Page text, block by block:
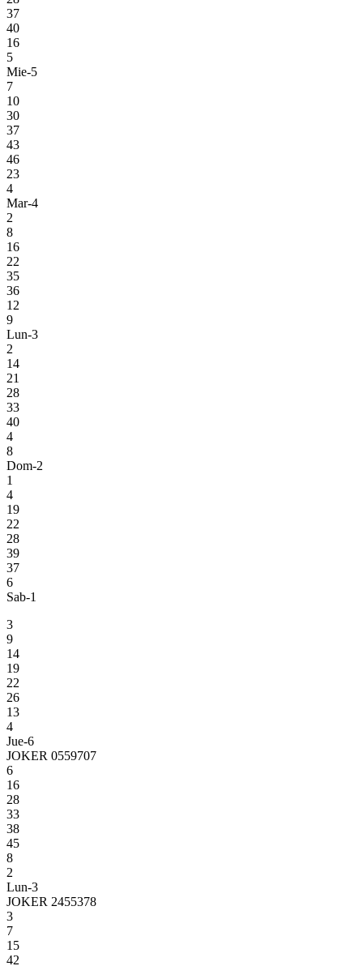
37
40
16
5
Mie-5
7
10
30
37
43
46
23
4
Mar-4
2
8
16
22
35
36
12
9
Lun-3
2
14
21
28
33
40
4
8
Dom-2
1
4
19
22
28
39
37
6
Sab-1
3
9
14
19
22
26
13
4
Jue-6
JOKER 0559707
6
16
28
33
38
45
8
2
Lun-3
JOKER 2455378
3
7
15
42